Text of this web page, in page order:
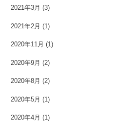
2021年3月 (3)
2021年2月 (1)
2020年11月 (1)
2020年9月 (2)
2020年8月 (2)
2020年5月 (1)
2020年4月 (1)